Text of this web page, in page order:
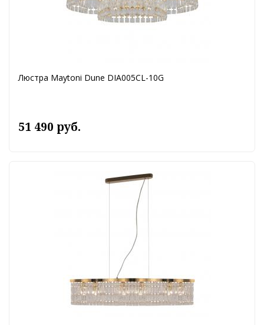
Люстра Maytoni Dune DIA005CL-10G
51 490 руб.